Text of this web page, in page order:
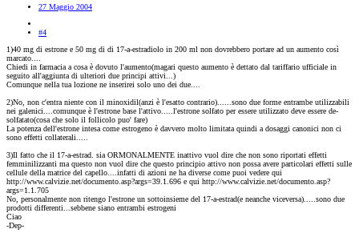
27 Maggio 2004
#4
1)40 mg di estrone e 50 mg di di 17-a-estradiolo in 200 ml non dovrebbero portare ad un aumento così
marcato....
Chiedi in farmacia a cosa è dovuto l'aumento(magari questo aumento è dettato dal tariffario ufficiale in
seguito all'aggiunta di ulteriori due principi attivi...)
Comunque nella tua lozione ne inserirei solo uno dei due....
2)No, non c'entra niente con il minoxidil(anzi è l'esatto contrario)......sono due forme entrambe utilizzabili
nei galenici....comunque è l'estrone base l'attivo.....l'estrone solfato per essere utilizzato deve essere de-
solfatato(cosa che solo il follicolo puo' fare)
La potenza dell'estrone intesa come estrogeno è davvero molto limitata quindi a dosaggi canonici non ci
sono effetti collaterali.....
3)Il fatto che il 17-a-estrad. sia ORMONALMENTE inattivo vuol dire che non sono riportati effetti
femminilizzanti ma questo non vuol dire che questo principio attivo non possa avere particolari effetti sulle
cellule della matrice del capello....infatti di azioni ne ha diverse come puoi vedere qui
http://www.calvizie.net/documento.asp?args=39.1.696 e qui http://www.calvizie.net/documento.asp?
args=1.1.705
No, personalmente non ritengo l'estrone un sottoinsieme del 17-a-estrad(e neanche viceversa).....sono due
prodotti differenti...sebbene siano entrambi estrogeni
Ciao
-Dep-